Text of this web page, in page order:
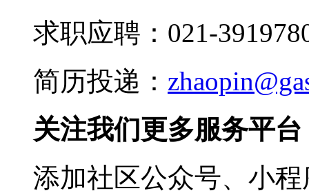
求职应聘：021-
简历投递：
关注我们更多服务平台
添加社区公众号、小